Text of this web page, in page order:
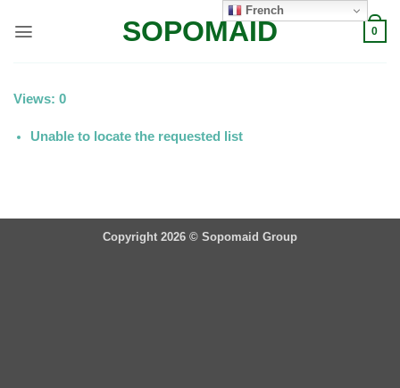
SOPOMAID 0
Views: 0
Unable to locate the requested list
Copyright 2026 © Sopomaid Group
French